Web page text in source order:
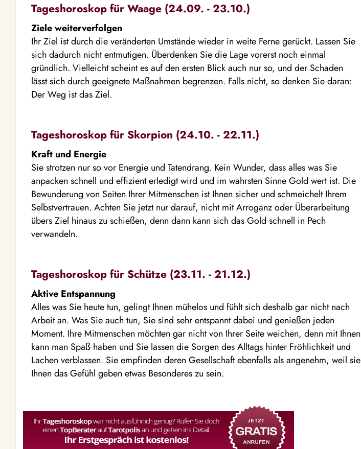
Tageshoroskop für Waage (24.09. - 23.10.)
Ziele weiterverfolgen
Ihr Ziel ist durch die veränderten Umstände wieder in weite Ferne gerückt. Lassen Sie
sich dadurch nicht entmutigen. Überdenken Sie die Lage vorerst noch einmal
gründlich. Vielleicht scheint es auf den ersten Blick auch nur so, und der Schaden
lässt sich durch geeignete Maßnahmen begrenzen. Falls nicht, so denken Sie daran:
Der Weg ist das Ziel.
Tageshoroskop für Skorpion (24.10. - 22.11.)
Kraft und Energie
Sie strotzen nur so vor Energie und Tatendrang. Kein Wunder, dass alles was Sie
anpacken schnell und effizient erledigt wird und im wahrsten Sinne Gold wert ist. Die
Bewunderung von Seiten Ihrer Mitmenschen ist Ihnen sicher und schmeichelt Ihrem
Selbstvertrauen. Achten Sie jetzt nur darauf, nicht mit Arroganz oder Überarbeitung
übers Ziel hinaus zu schießen, denn dann kann sich das Gold schnell in Pech
verwandeln.
Tageshoroskop für Schütze (23.11. - 21.12.)
Aktive Entspannung
Alles was Sie heute tun, gelingt Ihnen mühelos und fühlt sich deshalb gar nicht nach
Arbeit an. Was Sie auch tun, Sie sind sehr entspannt dabei und genießen jeden
Moment. Ihre Mitmenschen möchten gar nicht von Ihrer Seite weichen, denn mit Ihnen
kann man Spaß haben und Sie lassen die Sorgen des Alltags hinter Fröhlichkeit und
Lachen verblassen. Sie empfinden deren Gesellschaft ebenfalls als angenehm, weil sie
Ihnen das Gefühl geben etwas Besonderes zu sein.